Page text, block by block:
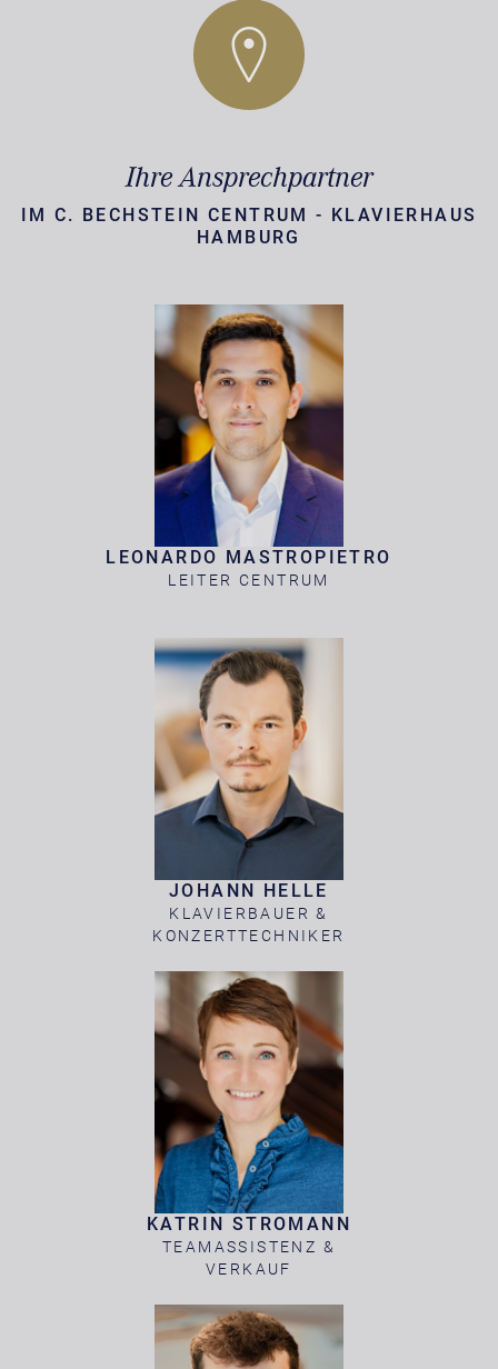
Ihre Ansprechpartner
IM C. BECHSTEIN CENTRUM - KLAVIERHAUS
HAMBURG
LEONARDO MASTROPIETRO
LEITER CENTRUM
JOHANN HELLE
KLAVIERBAUER &
KONZERTTECHNIKER
KATRIN STROMANN
TEAMASSISTENZ &
VERKAUF